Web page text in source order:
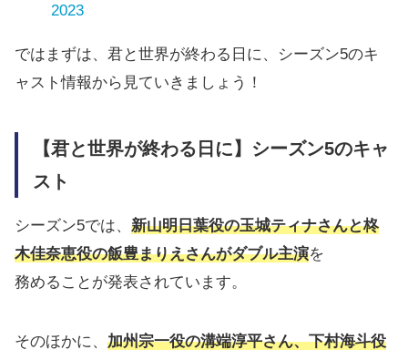
2023
ではまずは、君と世界が終わる日に、シーズン5のキ
ャスト情報から見ていきましょう！
【君と世界が終わる日に】シーズン5のキャ
スト
シーズン5では、 新山明日葉役の玉城ティナさんと柊
木佳奈恵役の飯豊まりえさんがダブル主演を
務めることが発表されています。
そのほかに、 加州宗一役の溝端淳平さん、下村海斗役